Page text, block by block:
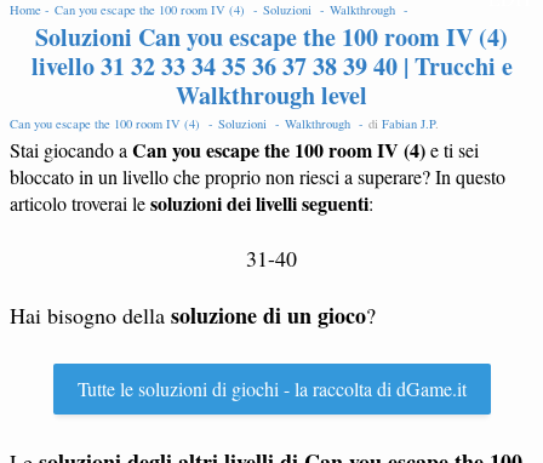
Home - Can you escape the 100 room IV (4) - Soluzioni - Walkthrough -
Soluzioni Can you escape the 100 room IV (4)
livello 31 32 33 34 35 36 37 38 39 40 | Trucchi e
Walkthrough level
Can you escape the 100 room IV (4) - Soluzioni - Walkthrough - di Fabian J.P.
Stai giocando a Can you escape the 100 room IV (4)e ti sei
bloccato in un livello che proprio non riesci a superare? In questo
articolo troverai lesoluzioni dei livelli seguenti:
31-40
Hai bisogno della soluzione di un gioco?
Tutte le soluzioni di giochi - la raccolta di dGame.it